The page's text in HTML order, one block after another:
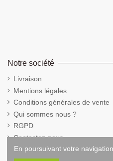
Notre société
Livraison
Mentions légales
Conditions générales de vente
Qui sommes nous ?
RGPD
Contactez-nous
Cookies
En poursuivant votre